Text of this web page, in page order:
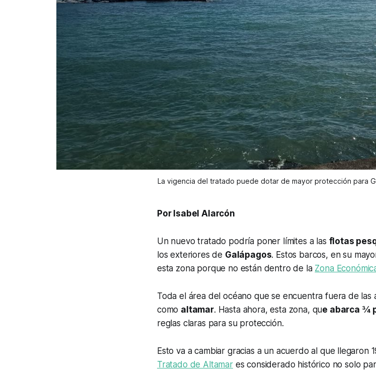
La vigencia del tratado puede dotar de mayor protección para
Por Isabel Alarcón
Un nuevo tratado podría poner límites a las flotas
los exteriores de Galápagos. Estos barcos, en su
esta zona porque no están dentro de la Zona
Toda el área del océano que se encuentra fuera de las
como altamar. Hasta ahora, esta zona, que abarca
reglas claras para su protección.
Esto va a cambiar gracias a un acuerdo al que llegaron
Tratado de Altamares considerado histórico no solo